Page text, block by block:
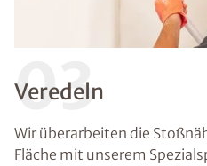
03
Veredeln
Wir überarbeiten die
Fläche mit unserem